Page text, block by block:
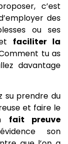
c’est
des
ou ses
faciliter la
tu as
davantage
su prendre du
et faire le
fait preuve
son